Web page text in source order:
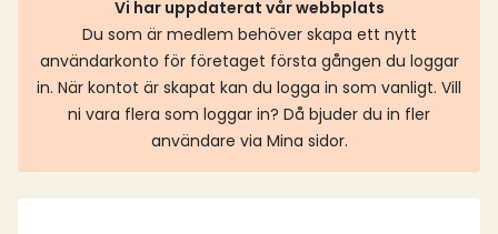
Vi har uppdaterat vår webbplats
Du som är medlem behöver skapa ett nytt
användarkonto för företaget första gången du loggar
in. När kontot är skapat kan du logga in som vanligt. Vill
ni vara flera som loggar in? Då bjuder du in fler
användare via Mina sidor.